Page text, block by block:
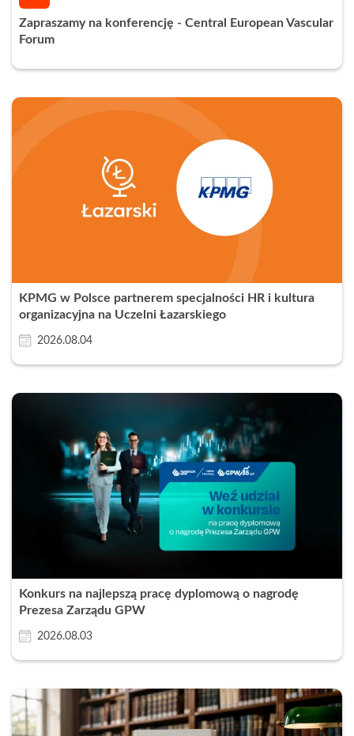
Zapraszamy na konferencję - Central European Vascular
Forum
KPMG w Polsce partnerem specjalności HR i kultura
organizacyjna na Uczelni Łazarskiego
2026.08.04
Konkurs na najlepszą pracę dyplomową o nagrodę
Prezesa Zarządu GPW
2026.08.03